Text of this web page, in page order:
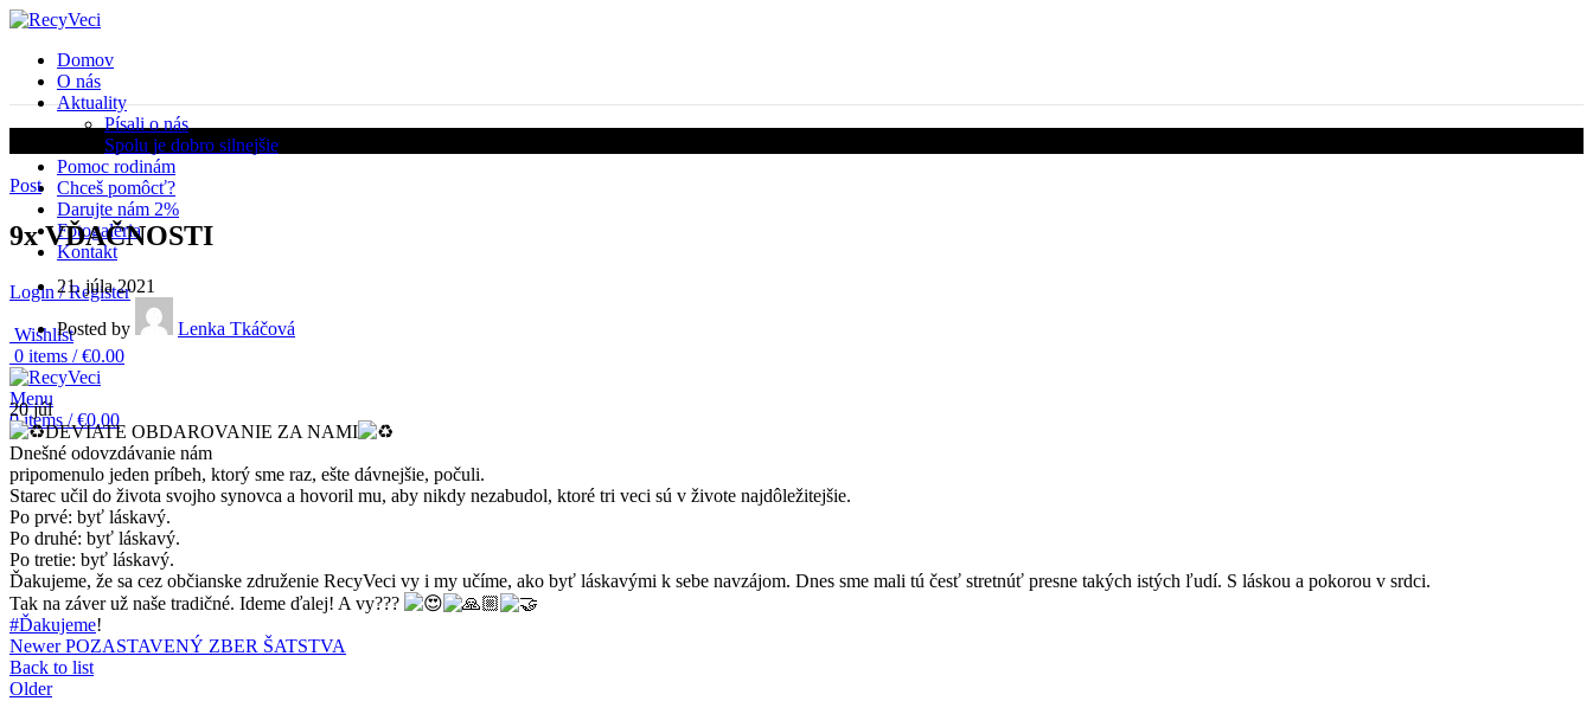
Domov
O nás
Aktuality
Písali o nás
Spolu je dobro silnejšie
Pomoc rodinám
Chceš pomôcť?
Darujte nám 2%
Fotogaléria
Kontakt
Login / Register
Wishlist
0 items / €0.00
Menu
0items / €0.00
Post
9x VĎAČNOSTI
21. júla 2021
Posted by Lenka Tkáčová
20júl
DEVIATE OBDAROVANIE ZA NAMI
Dnešné odovzdávanie nám
pripomenulo jeden príbeh, ktorý sme raz, ešte dávnejšie, počuli.
Starec učil do života svojho synovca a hovoril mu, aby nikdy nezabudol, ktoré tri veci sú v živote najdôležitejšie.
Po prvé: byť láskavý.
Po druhé: byť láskavý.
Po tretie: byť láskavý.
Ďakujeme, že sa cez občianske združenie RecyVeci vy i my učíme, ako byť láskavými k sebe navzájom. Dnes sme mali tú česť stretnúť presne takých istých ľudí. S láskou a pokorou v srdci.
Tak na záver už naše tradičné. Ideme ďalej! A vy???
#Ďakujeme!
Newer POZASTAVENÝ ZBER ŠATSTVA
Back to list
Older